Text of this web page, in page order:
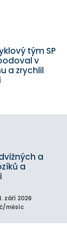
tým SP
v
a zrychlil
a
a
září 2026
měsíc